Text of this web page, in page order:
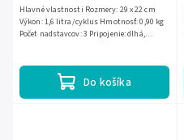
Do košíka
Hlavné vlastnosti Rozmery: 29 x 22 cm
Výkon: 1,6 litra/cyklus Hmotnosť: 0,90 kg
Počet nadstavcov: 3 Pripojenie: dlhá,